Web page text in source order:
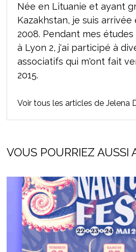
Née en Lituanie et ayant
Kazakhstan, je suis arrivée
2008. Pendant mes
à Lyon 2, j'ai participé à
associatifs qui m'ont fait
2015.
Voir tous les articles de Jelena
VOUS POURRIEZ AUSSI